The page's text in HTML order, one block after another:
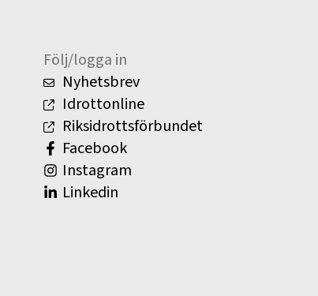
Följ/logga in
Nyhetsbrev
Idrottonline
Riksidrottsförbundet
Facebook
Instagram
Linkedin